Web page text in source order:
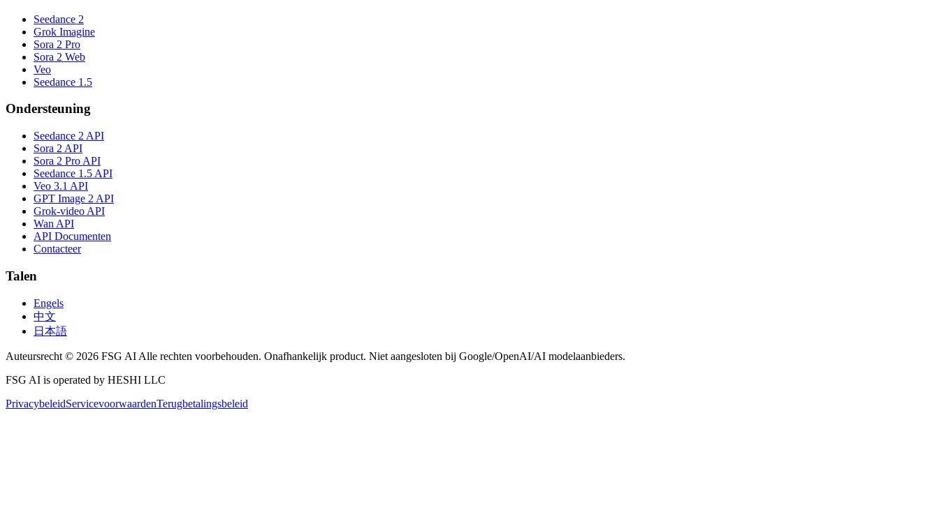
Seedance 2
Grok Imagine
Sora 2 Pro
Sora 2 Web
Veo
Seedance 1.5
Ondersteuning
Seedance 2 API
Sora 2 API
Sora 2 Pro API
Seedance 1.5 API
Veo 3.1 API
GPT Image 2 API
Grok-video API
Wan API
API Documenten
Contacteer
Talen
Engels
中文
日本語
Auteursrecht © 2026 FSG AI Alle rechten voorbehouden. Onafhankelijk product. Niet aangesloten bij Google/OpenAI/AI modelaanbieders.
FSG AI is operated by HESHI LLC
PrivacybeleidServicevoorwaardenTerugbetalingsbeleid